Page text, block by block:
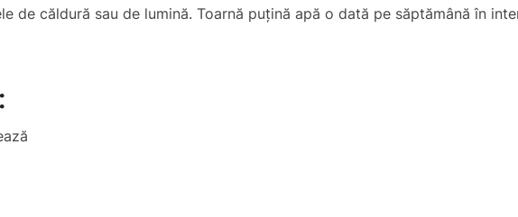
de căldură sau de lumină. Toarnă puțină apă o dată pe săptămână în